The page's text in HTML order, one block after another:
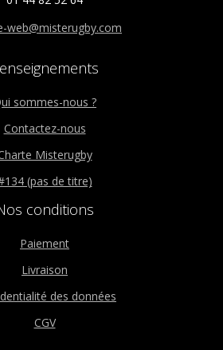
web@misterugby.com
sommes-nous ?
Contactez-nous
Misterugby
(pas de titre)
conditions
Paiement
Livraison
des données
CGV